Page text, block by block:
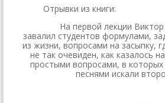
Отрывки из книги:
На первой лекции
завалил студентов формулами,
из жизни, вопросами на засыпку,
не так очевиден, как казалось
простыми вопросами, в которых
песнями искали